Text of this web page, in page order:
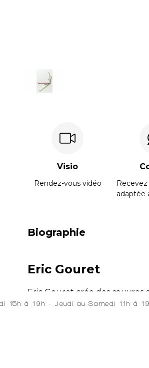
15h à 19h - Jeudi au Samedi 11h à
Visio
Rendez-vous vidéo
adaptée
Biographie
Eric Gouret
Eric Gouret crée des œuvres
dessin et de l’installation est